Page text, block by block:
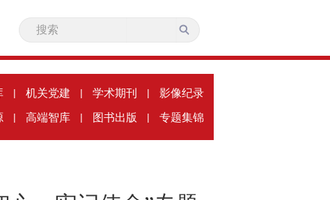
| 机关党建 | 学术期刊 | 影像纪录
| 高端智库 | 图书出版 | 专题集锦